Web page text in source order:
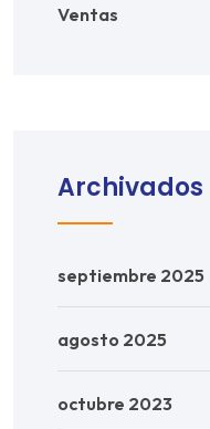
Ventas
Archivados
septiembre 2025
agosto 2025
octubre 2023